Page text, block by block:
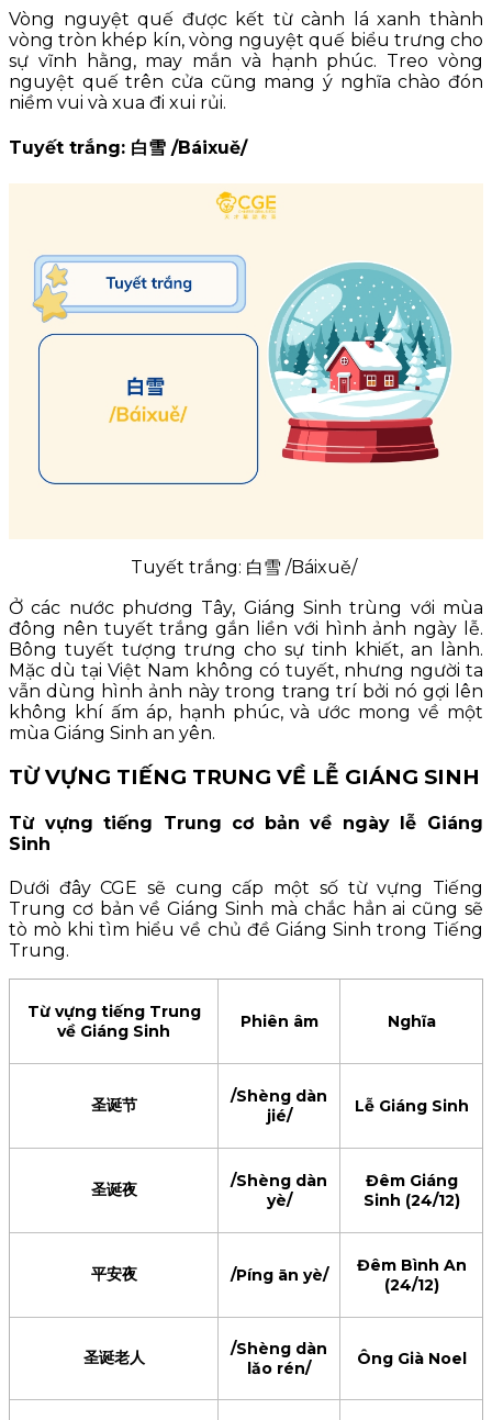
Vòng nguyệt quế được kết từ cành lá xanh thành
vòng tròn khép kín, vòng nguyệt quế biểu trưng cho
sự vĩnh hằng, may mắn và hạnh phúc. Treo vòng
nguyệt quế trên cửa cũng mang ý nghĩa chào đón
niềm vui và xua đi xui rủi.
Tuyết trắng: 白雪 /Báixuě/
Tuyết trắng: 白雪 /Báixuě/
Ở các nước phương Tây, Giáng Sinh trùng với mùa
đông nên tuyết trắng gắn liền với hình ảnh ngày lễ.
Bông tuyết tượng trưng cho sự tinh khiết, an lành.
Mặc dù tại Việt Nam không có tuyết, nhưng người ta
vẫn dùng hình ảnh này trong trang trí bởi nó gợi lên
không khí ấm áp, hạnh phúc, và ước mong về một
mùa Giáng Sinh an yên.
TỪ VỰNG TIẾNG TRUNG VỀ LỄ GIÁNG SINH
Từ vựng tiếng Trung cơ bản về ngày lễ Giáng
Sinh
Dưới đây CGE sẽ cung cấp một số từ vựng Tiếng
Trung cơ bản về Giáng Sinh mà chắc hẳn ai cũng sẽ
tò mò khi tìm hiểu về chủ đề Giáng Sinh trong Tiếng
Trung.
Từ vựng tiếng Trung
về Giáng Sinh
Phiên âm Nghĩa
圣诞节
/Shèng dàn
jié/
Lễ Giáng Sinh
圣诞夜
/Shèng dàn
yè/
Đêm Giáng
Sinh (24/12)
平安夜 /Píng ān yè/
Đêm Bình An
(24/12)
圣诞老人
/Shèng dàn
lǎo rén/
Ông Già Noel